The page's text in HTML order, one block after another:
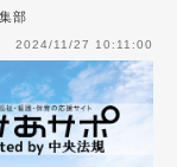
部
2024/11/27 10:11:00